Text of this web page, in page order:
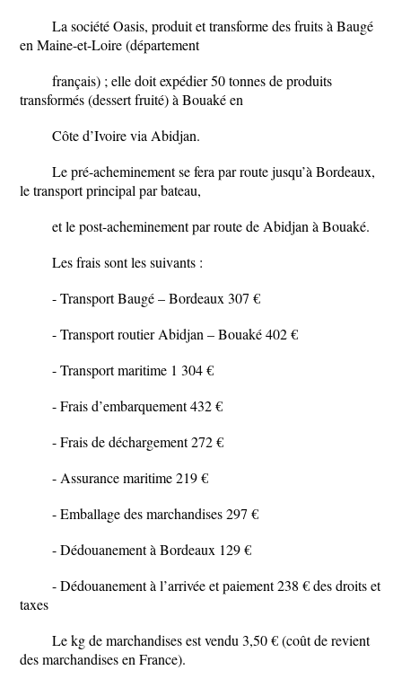
La société Oasis, produit et transforme des fruits à Baugé
en Maine-et-Loire (département
français) ; elle doit expédier 50 tonnes de produits
transformés (dessert fruité) à Bouaké en
Côte d’Ivoire via Abidjan.
Le pré-acheminement se fera par route jusqu’à Bordeaux,
le transport principal par bateau,
et le post-acheminement par route de Abidjan à Bouaké.
Les frais sont les suivants :
- Transport Baugé – Bordeaux 307 €
- Transport routier Abidjan – Bouaké 402 €
- Transport maritime 1 304 €
- Frais d’embarquement 432 €
- Frais de déchargement 272 €
- Assurance maritime 219 €
- Emballage des marchandises 297 €
- Dédouanement à Bordeaux 129 €
- Dédouanement à l’arrivée et paiement 238 € des droits et
taxes
Le kg de marchandises est vendu 3,50 € (coût de revient
des marchandises en France).